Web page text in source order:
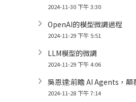
2024-11-30 下午 3:30
OpenAI的模型微調過程
2024-11-29 下午 5:51
LLM模型的微調
2024-11-29 下午 4:06
吳恩達:前瞻 AI Agents，顛
2024-11-28 下午 7:14